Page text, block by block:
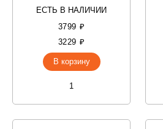
ЕСТЬ В НАЛИЧИИ
3799 ₽
3229 ₽
В корзину